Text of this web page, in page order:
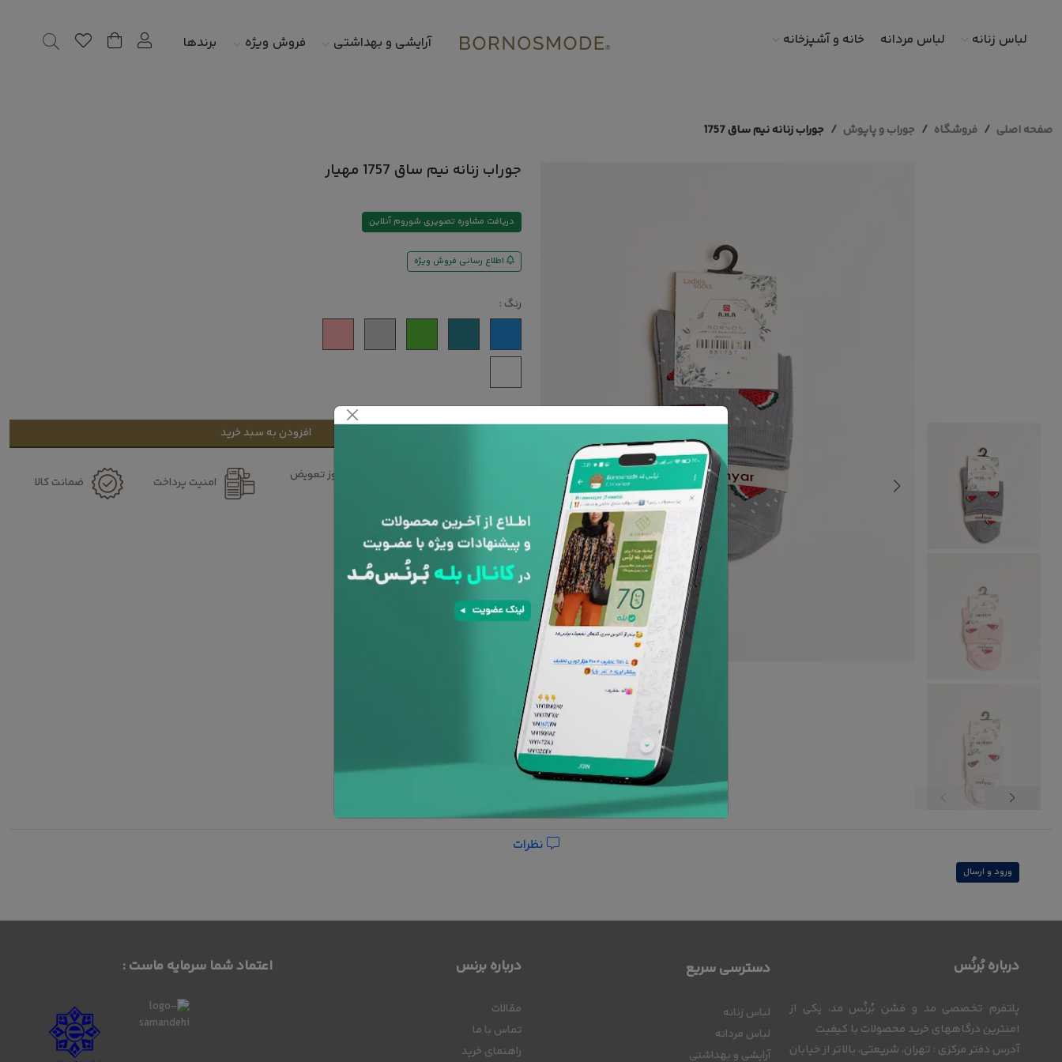
لباس زنانه لباس مردانه خانه و آشپزخانه آرایشی و بهداشتی فروش ویژه برندها
صفحه اصلی فروشگاه جوراب و پاپوش جوراب زنانه نیم ساق 1757
جوراب زنانه نیم ساق 1757 مهیار
دریافت مشاوره تصویری شوروم آنلاین
اطلاع رسانی فروش ویژه
رنگ :
افزودن به سبد خرید
۷ روز تعویض
امنیت پرداخت ضمانت کالا
افزودن به علاقه مندی ها
ورود و ارسال
درباره بُرنُس
پلتفرم تخصصی مد و فشن بُرنُس مد، یکی از
امنترین درگاههای خرید محصولات با کیفیت
آدرس دفتر مرکزی : تهران، شریعتی، بالاتر از خیابان
دسترسی سریع
لباس زنانه
لباس مردانه
آرایشی و بهداشتی
درباره برنس
مقالات
تماس با ما
راهنمای خرید
اعتماد شما سرمایه ماست :